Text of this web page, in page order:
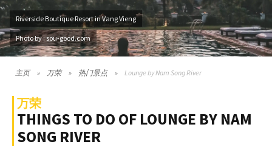
Riverside Boutique Resort in Vang Vieng
Photo by : sou-good.com
主页 万荣 热门景点 Lounge by Nam Song River
万荣
THINGS TO DO OF LOUNGE BY NAM
SONG RIVER